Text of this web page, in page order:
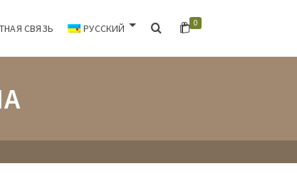
СВЯЗЬ РУССКИЙ 0